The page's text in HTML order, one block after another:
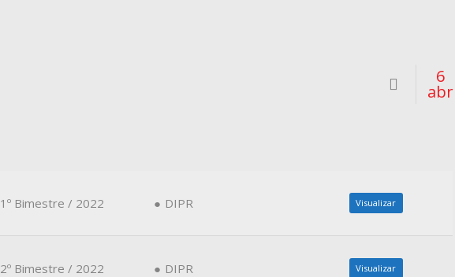
6
abr
1º Bimestre / 2022 DIPR Visualizar
2º Bimestre / 2022 DIPR Visualizar